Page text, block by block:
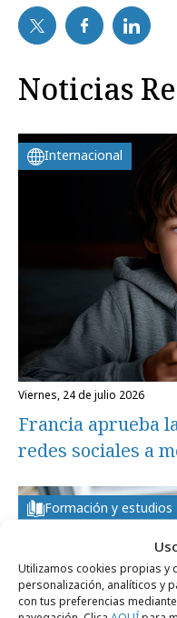
Utilizamos cookies propias y
personalización, analíticos y
con tus preferencias
Noticias
Internacional
viernes, 24 de julio 2026
Francia aprueba
redes sociales a
Formación y estudios